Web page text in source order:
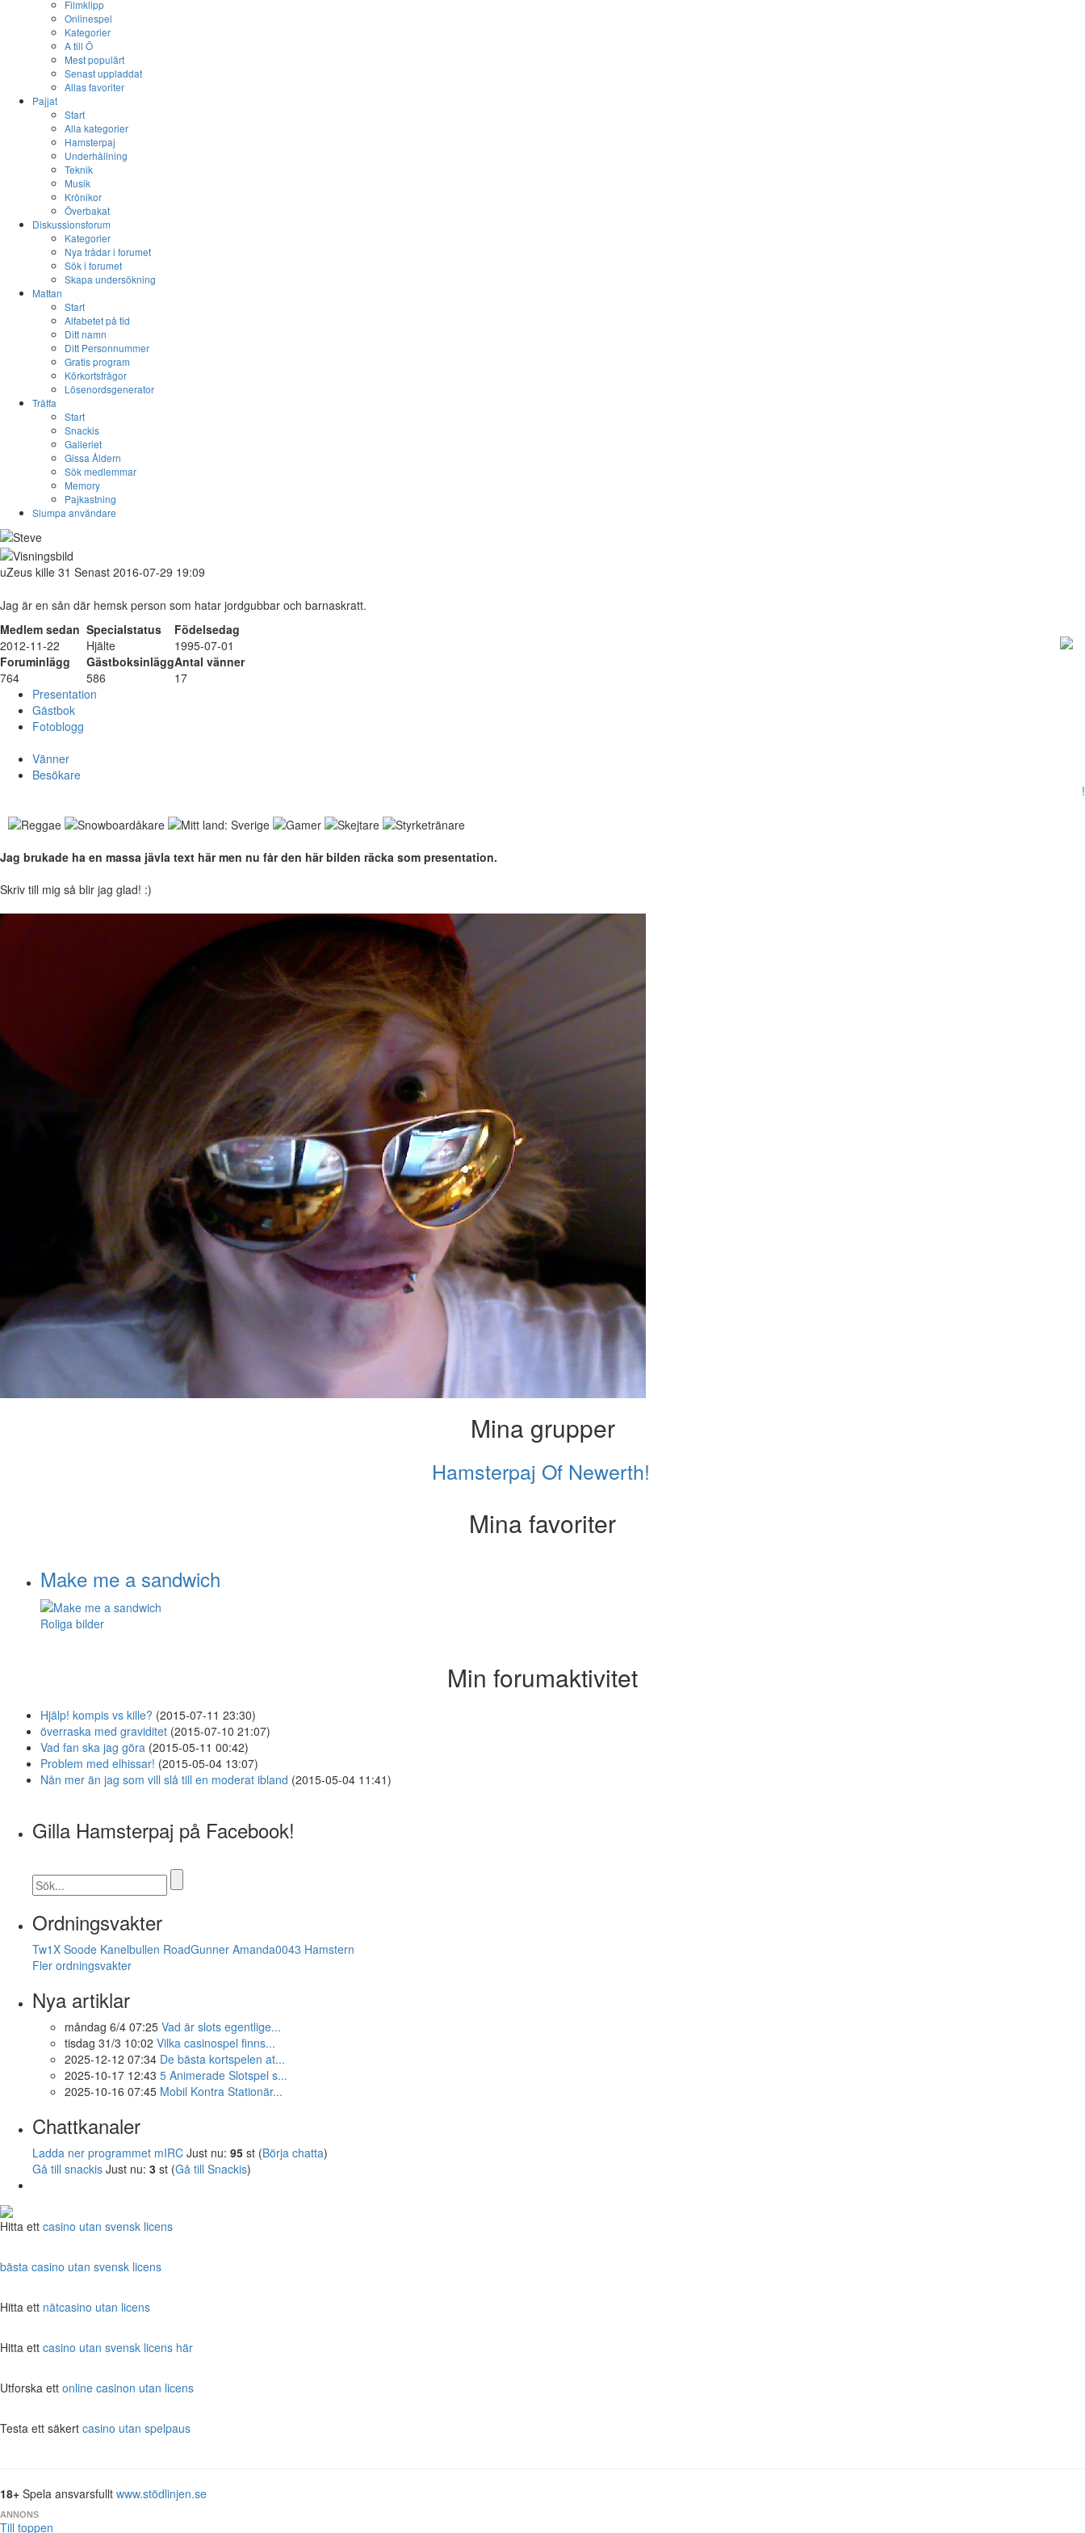
Filmklipp
Onlinespel
Kategorier
A till Ö
Mest populärt
Senast uppladdat
Allas favoriter
Pajjat
Start
Alla kategorier
Hamsterpaj
Underhållning
Teknik
Musik
Krönikor
Överbakat
Diskussionsforum
Kategorier
Nya trådar i forumet
Sök i forumet
Skapa undersökning
Mattan
Start
Alfabetet på tid
Ditt namn
Ditt Personnummer
Gratis program
Körkortsfrågor
Lösenordsgenerator
Träffa
Start
Snackis
Galleriet
Gissa Åldern
Sök medlemmar
Memory
Pajkastning
Slumpa användare
uZeus kille 31 Senast 2016-07-29 19:09
Jag är en sån där hemsk person som hatar jordgubbar och barnaskratt.
Medlem sedan Specialstatus
Födelsedag
2012-11-22
Hjälte
1995-07-01
Foruminlägg
GästboksinläggAntal vänner
764
586
17
Presentation
Gästbok
Fotoblogg
Vänner
Besökare
!
Jag brukade ha en massa jävla text här men nu får den här bilden räcka som presentation.
Skriv till mig så blir jag glad! :)
Mina grupper
Hamsterpaj Of Newerth!
Mina favoriter
Make me a sandwich
Roliga bilder
Min forumaktivitet
Hjälp! kompis vs kille? (2015-07-11 23:30)
överraska med graviditet (2015-07-10 21:07)
Vad fan ska jag göra (2015-05-11 00:42)
Problem med elhissar! (2015-05-04 13:07)
Nån mer än jag som vill slå till en moderat ibland (2015-05-04 11:41)
Gilla Hamsterpaj på Facebook!
Ordningsvakter
Tw1X Soode Kanelbullen RoadGunner Amanda0043 Hamstern
Fler ordningsvakter
Nya artiklar
måndag 6/4 07:25 Vad är slots egentlige...
tisdag 31/3 10:02 Vilka casinospel finns...
2025-12-12 07:34 De bästa kortspelen at...
2025-10-17 12:43 5 Animerade Slotspel s...
2025-10-16 07:45 Mobil Kontra Stationär...
Chattkanaler
Ladda ner programmet mIRC Just nu: 95 st (Börja chatta)
Gå till snackis Just nu: 3 st (Gå till Snackis)
Hitta ett casino utan svensk licens
bästa casino utan svensk licens
Hitta ett nätcasino utan licens
Hitta ett casino utan svensk licens här
Utforska ett online casinon utan licens
Testa ett säkert casino utan spelpaus
18+ Spela ansvarsfullt www.stödlinjen.se
ANNONS
Till toppen